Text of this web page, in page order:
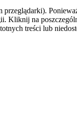
Kliknij na
treści lub